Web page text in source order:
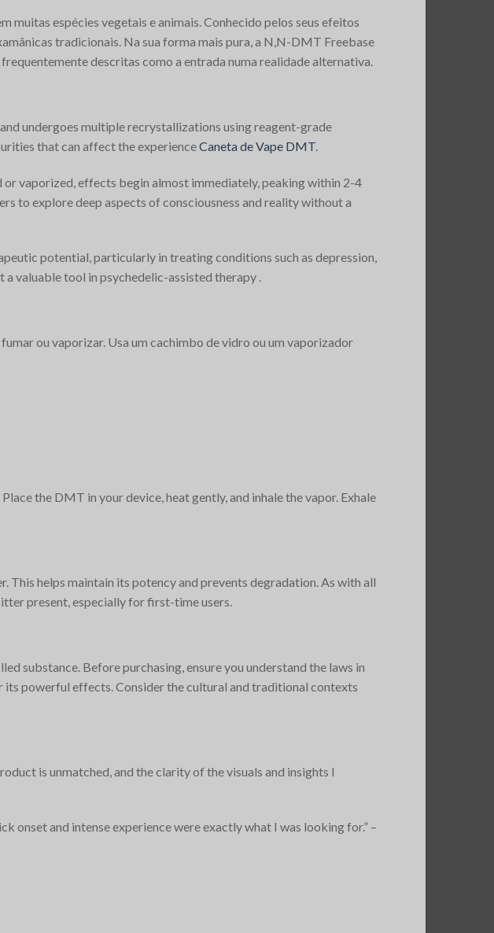
espécies vegetais e animais. Conhecido pelos seus efeitos
tradicionais. Na sua forma mais pura, a N,N-DMT Freebase
descritas como a entrada numa realidade alternativa.
undergoes multiple recrystallizations using reagent-grade
that can affect the experience​Caneta de Vape DMT.
vaporized, effects begin almost immediately, peaking within 2-4
to explore deep aspects of consciousness and reality without a
potential, particularly in treating conditions such as depression,
valuable tool in psychedelic-assisted therapy​ .
ou vaporizar. Usa um cachimbo de vidro ou um vaporizador
the DMT in your device, heat gently, and inhale the vapor. Exhale
helps maintain its potency and prevents degradation. As with all
present, especially for first-time users.
substance. Before purchasing, ensure you understand the laws in
powerful effects. Consider the cultural and traditional contexts
is unmatched, and the clarity of the visuals and insights I
onset and intense experience were exactly what I was looking for.” –